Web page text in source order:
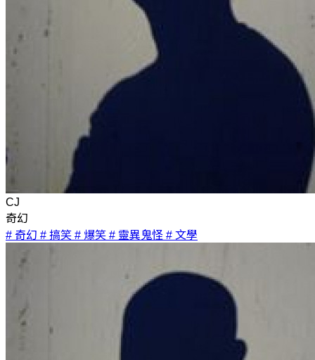
CJ
奇幻
# 奇幻 # 搞笑 # 爆笑 # 靈異鬼怪 # 文學